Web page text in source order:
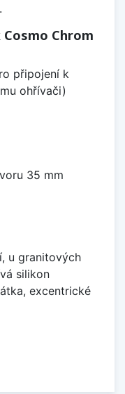
Chrom
připojení k
ohřívači)
35 mm
u granitových
silikon
excentrické